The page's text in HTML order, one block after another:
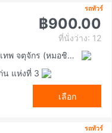
รถทัวร์
฿900.00
ที่นั่งว่าง: 12
สถานีขนส่งผู้โดยสารกรุงเทพ จตุจักร (หมอชิต2)
น แห่งที่ 3
เลือก
รถทัวร์